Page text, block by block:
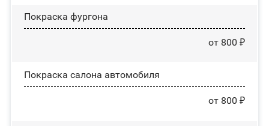
Покраска фургона
от 800 ₽
Покраска салона автомобиля
от 800 ₽